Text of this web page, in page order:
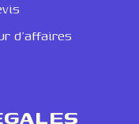
d'affaires